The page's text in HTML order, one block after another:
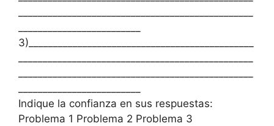
3)______________________________________________
Indique la confianza en sus respuestas:
Problema 1 Problema 2 Problema 3